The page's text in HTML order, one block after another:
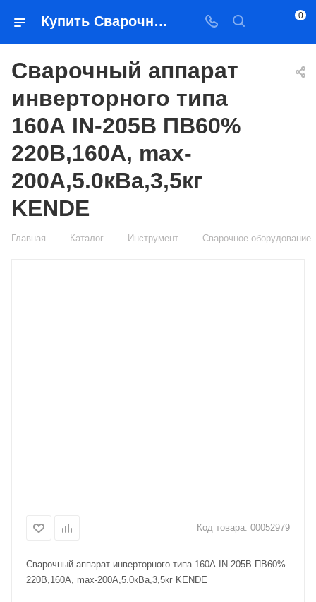
Купить Сварочный аппарат инверторного типа 160А IN-205B ПВ60% 220В,160A, max-200А,5.0кВа,3,5кг KENDE в Якутске — цена, характеристики, подбор | Востоктехторг 0
Сварочный аппарат
инверторного типа
160А IN-205B ПВ60%
220В,160A, max-
200А,5.0кВа,3,5кг
KENDE
Главная — Каталог — Инструмент — Сварочное оборудование
Код товара: 00052979
Сварочный аппарат инверторного типа 160А IN-205B ПВ60%
220В,160A, max-200А,5.0кВа,3,5кг KENDE